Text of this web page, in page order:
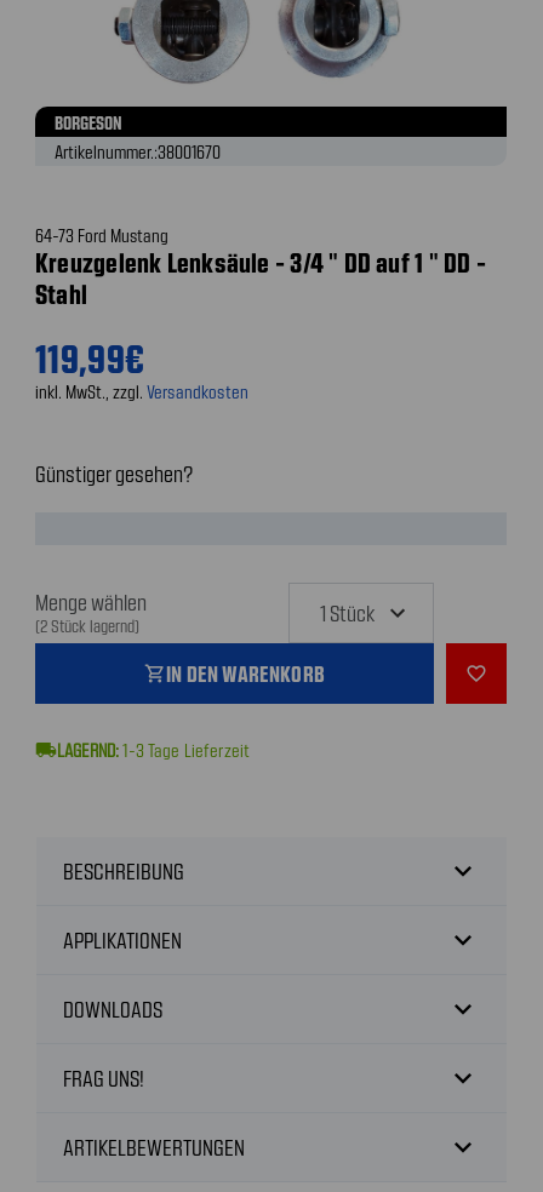
BORGESON
Artikelnummer.:38001670
64-73 Ford Mustang
Kreuzgelenk Lenksäule - 3/4 " DD auf 1 " DD -
Stahl
119,99€
inkl. MwSt., zzgl. Versandkosten
Günstiger gesehen?
Menge wählen
(2 Stück lagernd)
shopping_cartIN DEN WARENKORB favorite_outline
local_shipping 1-3 Tage Lieferzeit
BESCHREIBUNG expand_more
APPLIKATIONEN expand_more
DOWNLOADS expand_more
FRAG UNS! expand_more
ARTIKELBEWERTUNGEN expand_more